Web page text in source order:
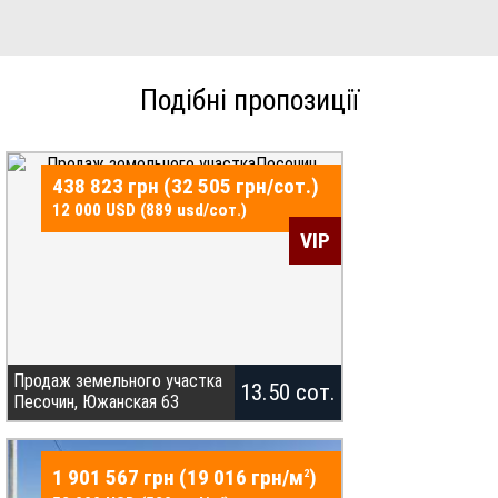
Подібні пропозиції
438 823 грн (32 505 грн/сот.)
12 000 USD (889 usd/сот.)
VIP
Продаж земельного участка
Песочин, Южанская 63
Продам земельну ділянку 13.5
соток , Пісочинська громада,
поруч санаторій Роща, є проект
13.50 сот.
1 901 567 грн (19 016 грн/м2)